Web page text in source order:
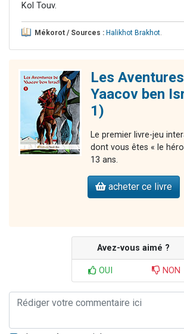
Kol Touv.
Mékorot / Sources : Halikhot Brakhot.
Les
Yaacov ben
1)
Le premier livre-jeu
dont vous êtes « le
13 ans.
acheter ce livre
Avez-vous aimé ?
OUI NON